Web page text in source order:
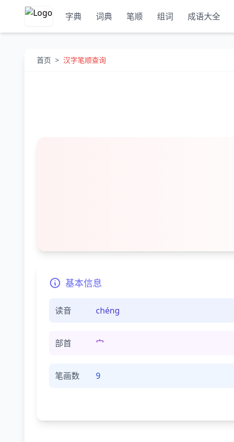
字典 词典 笔顺 组词 成语大全
首页 > 汉字笔顺查询
基本信息
读音 chénɡ
部首 宀
笔画数 9